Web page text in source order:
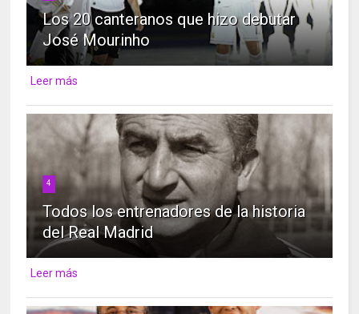
Los 20 canteranos que hizo debutar
José Mourinho
Leer más
4
Todos los entrenadores de la historia
del Real Madrid
Leer más